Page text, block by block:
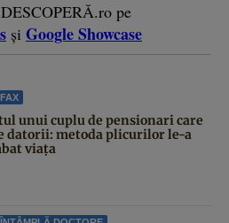
pe
și Google Showcase
unui cuplu de pensionari care
datorii: metoda plicurilor le-a
viața